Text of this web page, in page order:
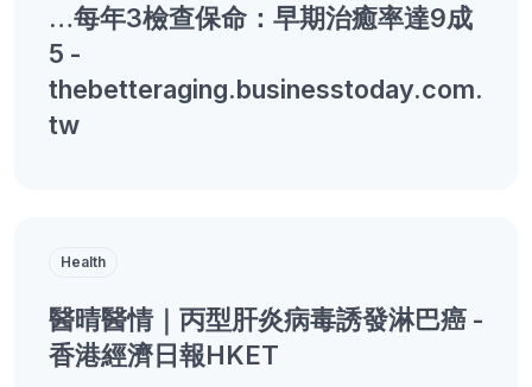
…每年3檢查保命：早期治癒率達9成
5 -
thebetteraging.businesstoday.com.
tw
Health
醫晴醫情｜丙型肝炎病毒誘發淋巴癌 -
香港經濟日報HKET